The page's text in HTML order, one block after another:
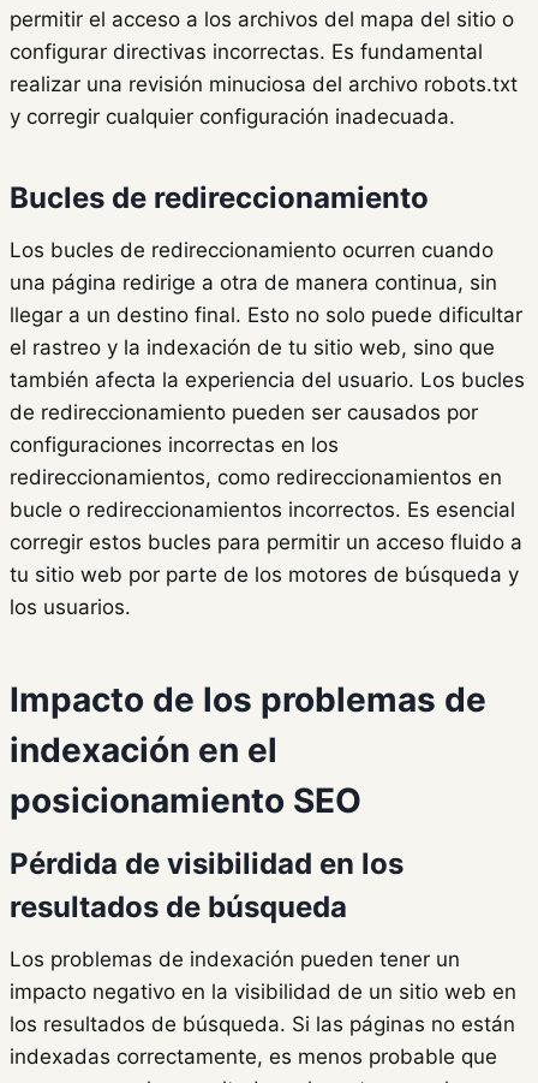
permitir el acceso a los archivos del mapa del sitio o
configurar directivas incorrectas. Es fundamental
realizar una revisión minuciosa del archivo robots.txt
y corregir cualquier configuración inadecuada.
Bucles de redireccionamiento
Los bucles de redireccionamiento ocurren cuando
una página redirige a otra de manera continua, sin
llegar a un destino final. Esto no solo puede dificultar
el rastreo y la indexación de tu sitio web, sino que
también afecta la experiencia del usuario. Los bucles
de redireccionamiento pueden ser causados por
configuraciones incorrectas en los
redireccionamientos, como redireccionamientos en
bucle o redireccionamientos incorrectos. Es esencial
corregir estos bucles para permitir un acceso fluido a
tu sitio web por parte de los motores de búsqueda y
los usuarios.
Impacto de los problemas de
indexación en el
posicionamiento SEO
Pérdida de visibilidad en los
resultados de búsqueda
Los problemas de indexación pueden tener un
impacto negativo en la visibilidad de un sitio web en
los resultados de búsqueda. Si las páginas no están
indexadas correctamente, es menos probable que